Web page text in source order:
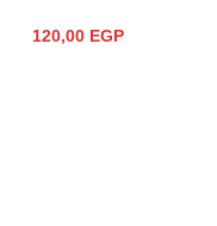
120,00 EGP